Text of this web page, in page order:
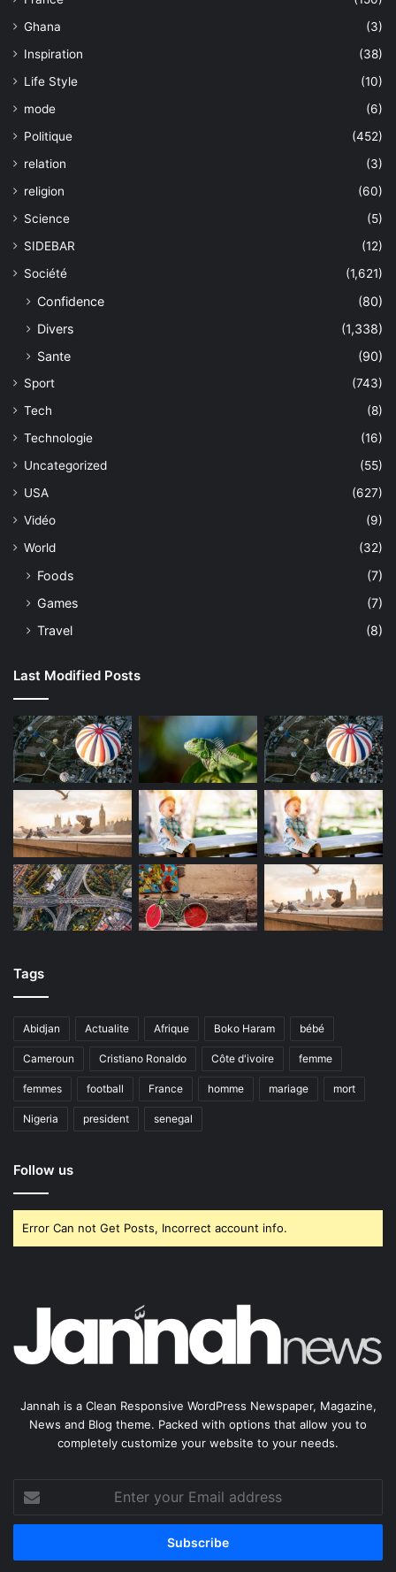
Ghana
(3)
Inspiration
(38)
Life Style
(10)
mode
(6)
Politique
(452)
relation
(3)
religion
(60)
Science
(5)
SIDEBAR
(12)
Société
(1,621)
Confidence
(80)
Divers
(1,338)
Sante
(90)
Sport
(743)
Tech
(8)
Technologie
(16)
Uncategorized
(55)
USA
(627)
Vidéo
(9)
World
(32)
Foods
(7)
Games
(7)
Travel
(8)
Last Modified Posts
Tags
Abidjan Actualite Afrique Boko Haram bébé
Cameroun Cristiano Ronaldo Côte d'ivoire femme
femmes football France homme mariage mort
Nigeria president senegal
Follow us
Error Can not Get Posts, Incorrect account info.
Jannah is a Clean Responsive WordPress Newspaper, Magazine,
News and Blog theme. Packed with options that allow you to
completely customize your website to your needs.
your
Email